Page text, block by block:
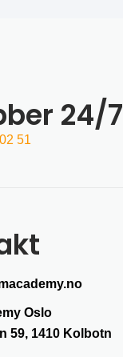
24/7
51
Oslo
59, 1410 Kolbotn